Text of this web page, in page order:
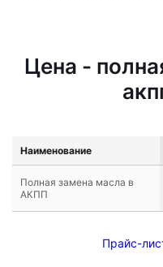
Цена -
Наименование
Полная замена масла в
АКПП
Прайс-